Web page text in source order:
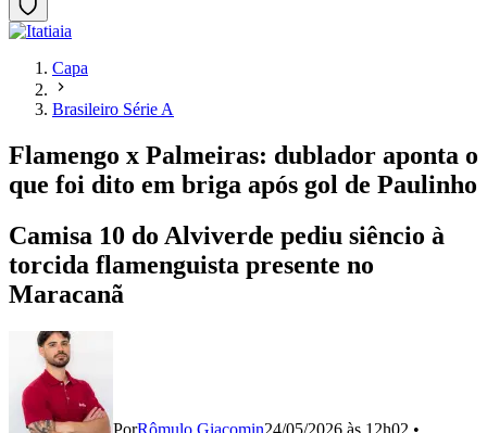
Capa
Brasileiro Série A
Flamengo x Palmeiras: dublador aponta o
que foi dito em briga após gol de Paulinho
Camisa 10 do Alviverde pediu siêncio à
torcida flamenguista presente no
Maracanã
PorRômulo Giacomin24/05/2026 às 12h02 •